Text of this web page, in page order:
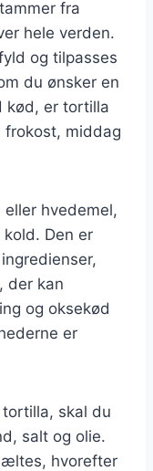
fra
hele verden.
og tilpasses
du ønsker en
kød, er tortilla
middag
hvedemel,
Den er
der kan
og oksekød
er
skal du
salt og olie.
æltes, hvorefter